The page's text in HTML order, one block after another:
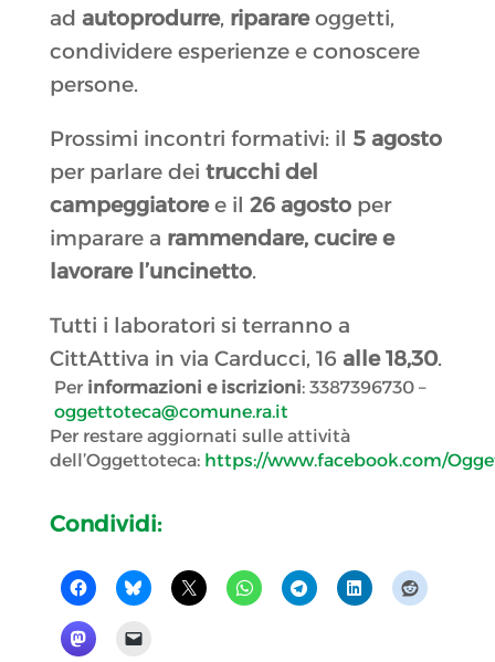
ad autoprodurre, riparareoggetti,
condividere esperienze e conoscere
persone.
Prossimi incontri formativi: il 5 agosto
per parlare dei trucchi del
campeggiatoree il 26 agostoper
imparare a rammendare, cucire e
lavorare l’uncinetto.
Tutti i laboratori si terranno a
CittAttiva in via Carducci, 16 alle 18,30.
Per informazioni e iscrizioni: 3387396730 –
oggettoteca@comune.ra.it
Per restare aggiornati sulle attività
dell’Oggettoteca: https://www.facebook.com/
Condividi: